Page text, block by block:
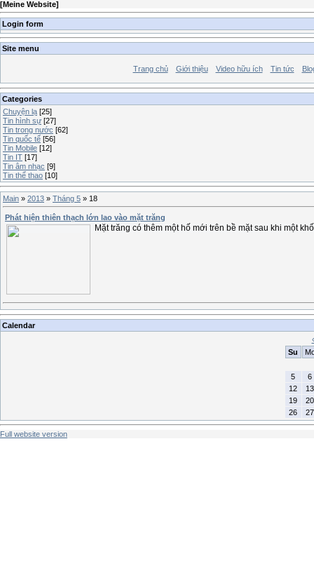
[Meine Website]
Login form
Site menu
Trang chủ Giới thiệu Video hữu ích Tin tức
Categories
Chuyện lạ [25]
Tin hình sự [27]
Tin trong nước [62]
Tin quốc tế [56]
Tin Mobile [12]
Tin IT [17]
Tin âm nhạc [9]
Tin thể thao [10]
Main » 2013 » Tháng 5 » 18
Phát hiện thiên thạch lớn lao vào mặt trăng
Mặt trăng có thêm một hố mới trên bề mặt sau khi một
Calendar
Su
5
6
12
13
19
20
26
27
Full website version